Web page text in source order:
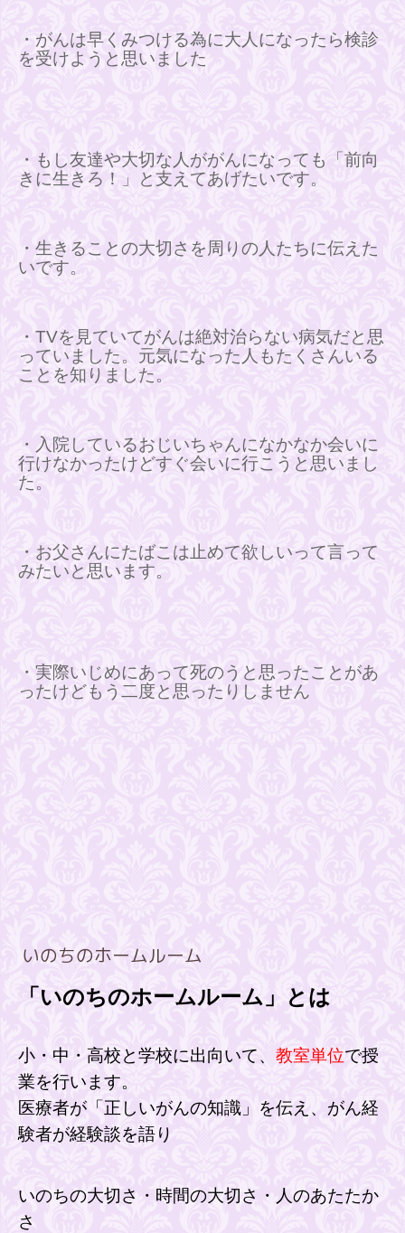
・がんは早くみつける為に大人になったら検診
を受けようと思いました
・もし友達や大切な人ががんになっても「前向
きに生きろ！」と支えてあげたいです。
・生きることの大切さを周りの人たちに伝えた
いです。
・TVを見ていてがんは絶対治らない病気だと思
っていました。元気になった人もたくさんいる
ことを知りました。
・入院しているおじいちゃんになかなか会いに
行けなかったけどすぐ会いに行こうと思いまし
た。
・お父さんにたばこは止めて欲しいって言って
みたいと思います。
・実際いじめにあって死のうと思ったことがあ
ったけどもう二度と思ったりしません
いのちのホームルーム
「いのちのホームルーム」とは
小・中・高校と学校に出向いて、 教室単位で授
業を行います。
医療者が「正しいがんの知識」を伝え、がん経
験者が経験談を語り
いのちの大切さ・時間の大切さ・人のあたたか
さ